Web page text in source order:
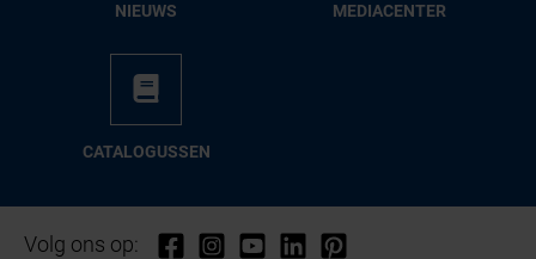
NIEUWS ME­DIA­CEN­TER
CA­TA­LO­GUS­SEN
Volg ons op: